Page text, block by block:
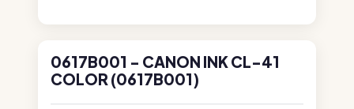
0617B001 - CANON INK CL-41
COLOR (0617B001)